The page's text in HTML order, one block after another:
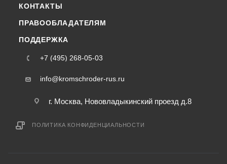
КОНТАКТЫ
ПРАВООБЛАДАТЕЛЯМ
ПОДДЕРЖКА
+7 (495) 268-05-03
info@kromschroder-rus.ru
г. Москва, Нововладыкинский проезд д.8
ПОЛИТИКА КОНФИДЕНЦИАЛЬНОСТИ